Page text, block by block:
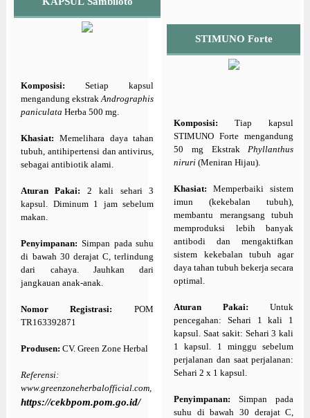
Komposisi: Setiap kapsul
mengandung ekstrakAndrographis
paniculata Herba 500 mg.
Khasiat: Memelihara daya tahan
tubuh, antihipertensi dan antivirus,
sebagai antibiotik alami.
Aturan Pakai: 2 kali sehari 3
kapsul. Diminum 1 jam sebelum
makan.
Penyimpanan: Simpan pada suhu
di bawah 30 derajat C, terlindung
dari cahaya. Jauhkan dari
jangkauan anak-anak.
Nomor Registrasi: POM
TR163392871
Produsen: CV. Green Zone Herbal
Referensi:
www.greenzoneherbalofficial.com,
https://cekbpom.pom.go.id/
STIMUNO Forte
Komposisi: Tiap kapsul
STIMUNO Forte mengandung
50 mg Ekstrak Phyllanthus
niruri(Meniran Hijau).
Khasiat: Memperbaiki sistem
imun (kekebalan tubuh),
membantu merangsang tubuh
memproduksi lebih banyak
antibodi dan mengaktifkan
sistem kekebalan tubuh agar
daya tahan tubuh bekerja secara
optimal.
Aturan Pakai: Untuk
pencegahan: Sehari 1 kali 1
kapsul. Saat sakit: Sehari 3 kali
1 kapsul. 1 minggu sebelum
perjalanan dan saat perjalanan:
Sehari 2 x 1 kapsul.
Penyimpanan: Simpan pada
suhu di bawah 30 derajat C,